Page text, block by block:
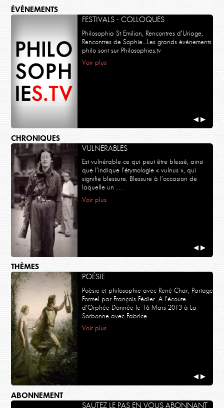
ÉVÈNEMENTS
FESTIVALS - COLLOQUES
Philosophia St Emilion, Rencontres d'Uriage,
Rencontres de Sophie...Les grands événements
philo sont sur Philosophies.tv
Voir plus
◀ ▶
CHRONIQUES
VULNERABLES
Est vulnérable ce qui peut être blessé, ainsi
que l’indique l’étymologie « vulnus », qui
signifie blessure. Blessure à l’occasion de
laquelle un …
Voir plus
◀ ▶
THÈMES
POÉSIE
Poèsie et philosophie avec René Char, Partage
Formel par François Fédier. A l'écoute
d'Orphée Donnée le 16 Mars 2013 à La
Sorbonne avec Fabrice …
Voir plus
◀ ▶
ABONNEMENT
SAUTEZ LE PAS EN VOUS ABONNANT